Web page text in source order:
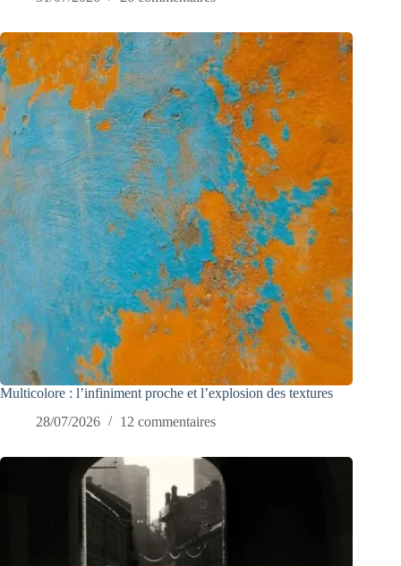
Multicolore : l’infiniment proche et l’explosion des textures
28/07/2026
12 commentaires